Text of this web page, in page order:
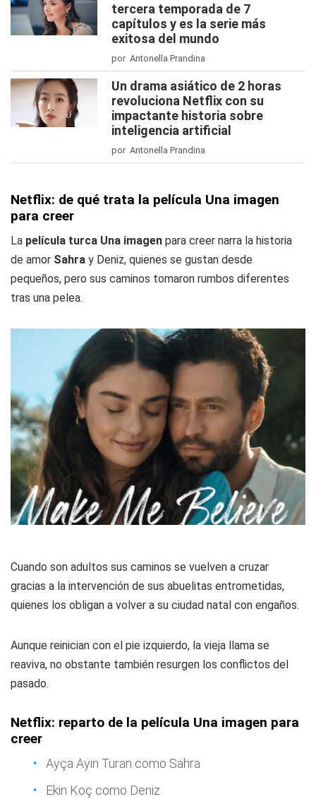
tercera temporada de 7
capítulos y es la serie más
exitosa del mundo
por Antonella Prandina
Un drama asiático de 2 horas
revoluciona Netflix con su
impactante historia sobre
inteligencia artificial
por Antonella Prandina
Netflix: de qué trata la película Una imagen
para creer
La película turca Una imagen para creer narra la historia
de amor Sahra y Deniz, quienes se gustan desde
pequeños, pero sus caminos tomaron rumbos diferentes
tras una pelea.
Cuando son adultos sus caminos se vuelven a cruzar
gracias a la intervención de sus abuelitas entrometidas,
quienes los obligan a volver a su ciudad natal con engaños.
Aunque reinician con el pie izquierdo, la vieja llama se
reaviva, no obstante también resurgen los conflictos del
pasado.
Netflix: reparto de la película Una imagen para
creer
Ayça Ayin Turan como Sahra
Ekin Koç como Deniz